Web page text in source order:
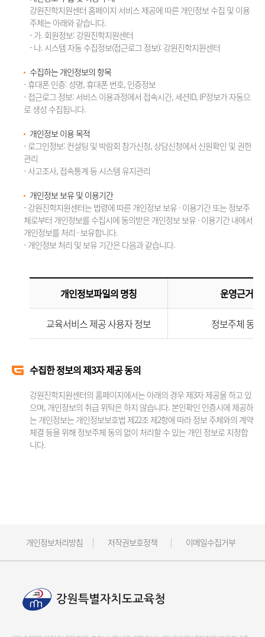
강원진학지원센터 홈페이지 서비스 제공에 따른 개인정보 수집 및 이용
주체는 아래와 같습니다.
- 가. 회원정보: 강원진학지원센터
- 나. 시스템 자동 수집정보(접근로그 정보): 강원진학지원센터
수집하는 개인정보의 항목
- 휴대폰 인증: 성명, 휴대폰 번호, 인증정보
- 접근로그 정보: 서비스 이용과정에서 접속시간, 세션ID, IP정보가 자동으
로 생성 수집됩니다.
개인정보 이용 목적
- 로그인정보: 컨설팅 및 박람회 참가신청, 상담신청에서 신원확인 및 권한
관리
- 사고조사, 접속통계 등 시스템 유지관리
개인정보 보유 및 이용기간
- 강원진학지원센터는 법령에 따른 개인정보 보유 · 이용기간 또는 정보주
체로부터 개인정보를 수집시에 동의받은 개인정보 보유 · 이용기간 내에서
개인정보를 처리 · 보유합니다.
- 개인정보 처리 및 보유 기간은 다음과 같습니다.
개인정보파일의 명칭 운영근거
교육서비스 제공 사용자 정보 정보주체 동의
수집한 정보의 제3자 제공 동의
강원진학지원센터의 홈페이지에서는 아래의 경우 제3자 제공을 하고 있
으며, 개인정보의 취급 위탁은 하지 않습니다. 본인확인 인증시에 제공하
는 개인정보는 개인정보보호법 제22조 제2항에 따라 정보 주체와의 계약
체결 등을 위해 정보주체 동의 없이 처리할 수 있는 개인 정보로 지정합
니다.
개인정보처리방침 저작권보호정책 이메일수집거부